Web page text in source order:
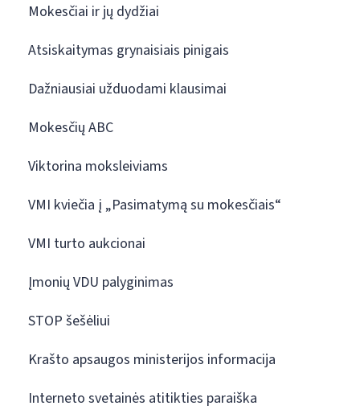
Mokesčiai ir jų dydžiai
Atsiskaitymas grynaisiais pinigais
Dažniausiai užduodami klausimai
Mokesčių ABC
Viktorina moksleiviams
VMI kviečia į „Pasimatymą su mokesčiais“
VMI turto aukcionai
Įmonių VDU palyginimas
STOP šešėliui
Krašto apsaugos ministerijos informacija
Interneto svetainės atitikties paraiška